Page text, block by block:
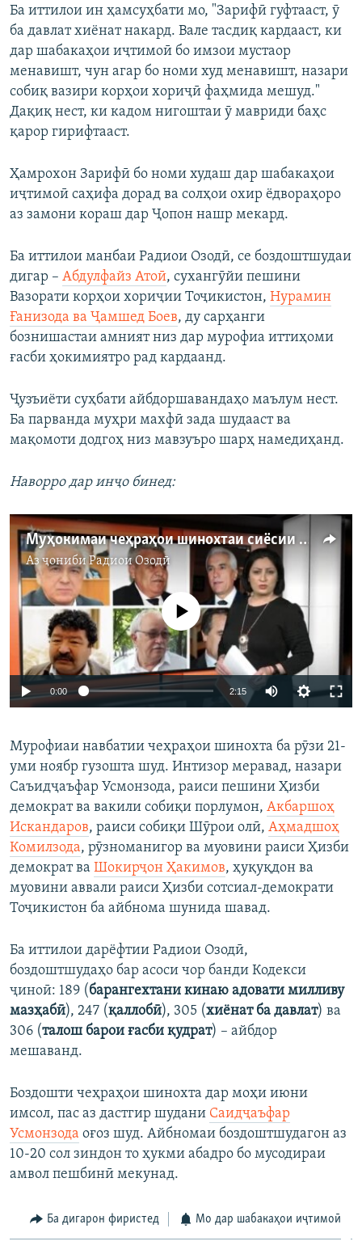
Ба иттилои ин ҳамсуҳбати мо, "Зарифӣ гуфтааст, ӯ
ба давлат хиёнат накард. Вале тасдиқ кардааст, ки
дар шабакаҳои иҷтимоӣ бо имзои мустаор
менавишт, чун агар бо номи худ менавишт, назари
собиқ вазири корҳои хориҷӣ фаҳмида мешуд."
Дақиқ нест, ки кадом нигоштаи ӯ мавриди баҳс
қарор гирифтааст.
Ҳамрохон Зарифӣ бо номи худаш дар шабакаҳои
иҷтимоӣ саҳифа дорад ва солҳои охир ёдвораҳоро
аз замони кораш дар Ҷопон нашр мекард.
Ба иттилои манбаи Радиои Озодӣ, се боздоштшудаи
дигар – Абдулфайз Атоӣ, сухангӯйи пешини
Вазорати корҳои хориҷии Тоҷикистон, Нурамин
Ғанизода ва Ҷамшед Боев, ду сарҳанги
бознишастаи амният низ дар мурофиа иттиҳоми
ғасби ҳокимиятро рад кардаанд.
Ҷузъиёти суҳбати айбдоршавандаҳо маълум нест.
Ба парванда муҳри махфӣ зада шудааст ва
мақомоти додгоҳ низ мавзуъро шарҳ намедиҳанд.
Наворро дар инҷо бинед:
Муҳокимаи чеҳраҳои шинохтаи сиёсии Тоҷикистон идома дорад
Аз ҷониби Радиои Озодӣ
Auto 240p 360p 480p
720p 1080p
Феълан кор намекунад
0:00 2:15
360p
480p
720p
1080p
Мурофиаи навбатии чеҳраҳои шинохта ба рӯзи 21-
уми ноябр гузошта шуд. Интизор меравад, назари
Саъидҷаъфар Усмонзода, раиси пешини Ҳизби
демократ ва вакили собиқи порлумон, Акбаршоҳ
Искандаров, раиси собиқи Шӯрои олӣ, Аҳмадшоҳ
Комилзода, рӯзноманигор ва муовини раиси Ҳизби
демократ ва Шокирҷон Ҳакимов, ҳуқуқдон ва
муовини аввали раиси Ҳизби сотсиал-демократи
Тоҷикистон ба айбнома шунида шавад.
Ба иттилои дарёфтии Радиои Озодӣ,
боздоштшудаҳо бар асоси чор банди Кодекси
ҷиноӣ: 189 (барангехтани кинаю адовати милливу
мазҳабӣ), 247 (қаллобӣ), 305 (хиёнат ба давлат) ва
306 (талош барои ғасби қудрат) – айбдор
мешаванд.
Боздошти чеҳраҳои шинохта дар моҳи июни
имсол, пас аз дастгир шудани Саидҷаъфар
Усмонзода оғоз шуд. Айбномаи боздоштшудагон аз
10-20 сол зиндон то ҳукми абадро бо мусодираи
амвол пешбинӣ мекунад.
Ба дигарон фиристед Мо дар шабакаҳои иҷтимоӣ